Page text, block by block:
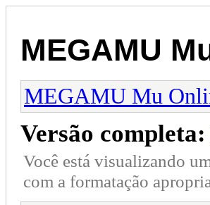
MEGAMU
MEGAMU Mu
Versão completa:
Você está visualizando
com a formatação